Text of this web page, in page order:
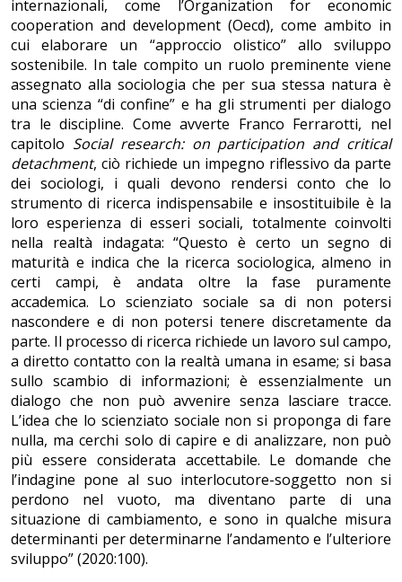
internazionali, come l’Organization for economic
cooperation and development (Oecd), come ambito in
cui elaborare un “approccio olistico” allo sviluppo
sostenibile. In tale compito un ruolo preminente viene
assegnato alla sociologia che per sua stessa natura è
una scienza “di confine” e ha gli strumenti per dialogo
tra le discipline. Come avverte Franco Ferrarotti, nel
capitolo Social research: on participation and critical
detachment, ciò richiede un impegno riflessivo da parte
dei sociologi, i quali devono rendersi conto che lo
strumento di ricerca indispensabile e insostituibile è la
loro esperienza di esseri sociali, totalmente coinvolti
nella realtà indagata: “Questo è certo un segno di
maturità e indica che la ricerca sociologica, almeno in
certi campi, è andata oltre la fase puramente
accademica. Lo scienziato sociale sa di non potersi
nascondere e di non potersi tenere discretamente da
parte. Il processo di ricerca richiede un lavoro sul campo,
a diretto contatto con la realtà umana in esame; si basa
sullo scambio di informazioni; è essenzialmente un
dialogo che non può avvenire senza lasciare tracce.
L’idea che lo scienziato sociale non si proponga di fare
nulla, ma cerchi solo di capire e di analizzare, non può
più essere considerata accettabile. Le domande che
l’indagine pone al suo interlocutore-soggetto non si
perdono nel vuoto, ma diventano parte di una
situazione di cambiamento, e sono in qualche misura
determinanti per determinarne l’andamento e l’ulteriore
sviluppo” (2020:100).